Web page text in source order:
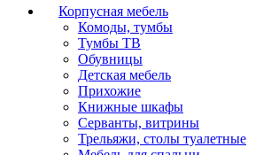
Корпусная мебель
Комоды, тумбы
Тумбы ТВ
Обувницы
Детская мебель
Прихожие
Книжные шкафы
Серванты, витрины
Трельяжи, столы туалетные